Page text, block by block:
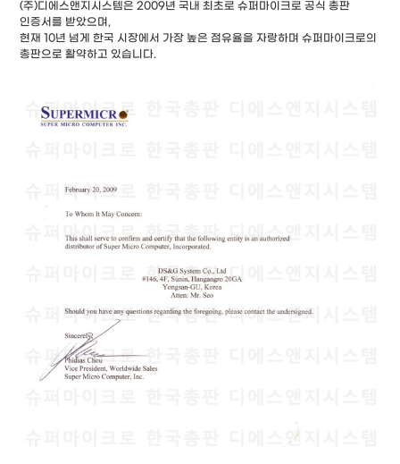
(주)디에스앤지시스템은 2009년 국내 최초로 슈퍼마이크로 공식 총판
인증서를 받았으며,
현재 10년 넘게 한국 시장에서 가장 높은 점유율을 자랑하며 슈퍼마이크로의
총판으로 활약하고 있습니다.